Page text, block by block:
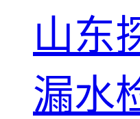
山东
漏水